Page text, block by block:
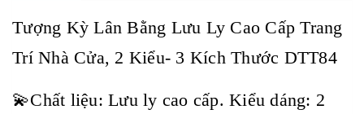
Tượng Kỳ Lân Bằng Lưu Ly Cao Cấp Trang
Trí Nhà Cửa, 2 Kiểu- 3 Kích Thước DTT84
💫Chất liệu: Lưu ly cao cấp. Kiểu dáng: 2